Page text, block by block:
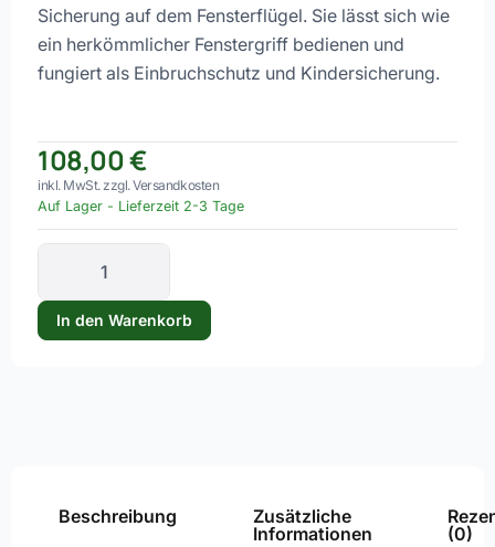
Sicherung auf dem Fensterflügel. Sie lässt sich wie
ein herkömmlicher Fenstergriff bedienen und
fungiert als Einbruchschutz und Kindersicherung.
108,00€
inkl. MwSt. zzgl. Versandkosten
Auf Lager - Lieferzeit 2-3 Tage
In den Warenkorb
Beschreibung
Zusätzliche
Informationen
(0)